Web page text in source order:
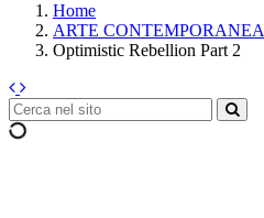
Home
ARTE CONTEMPORANEA
Optimistic Rebellion Part 2